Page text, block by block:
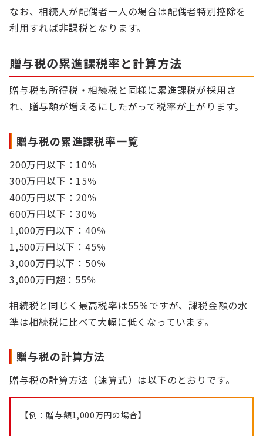
なお、相続人が配偶者一人の場合は配偶者特別控除を
利用すれば非課税となります。
贈与税の累進課税率と計算方法
贈与税も所得税・相続税と同様に累進課税が採用さ
れ、贈与額が増えるにしたがって税率が上がります。
贈与税の累進課税率一覧
200万円以下：10％
300万円以下：15％
400万円以下：20％
600万円以下：30％
1,000万円以下：40％
1,500万円以下：45％
3,000万円以下：50％
3,000万円超：55％
相続税と同じく最高税率は55％ですが、課税金額の水
準は相続税に比べて大幅に低くなっています。
贈与税の計算方法
贈与税の計算方法（速算式）は以下のとおりです。
【例：贈与額1,000万円の場合】